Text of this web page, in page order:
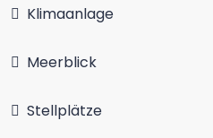
Klimaanlage
Meerblick
Stellplätze